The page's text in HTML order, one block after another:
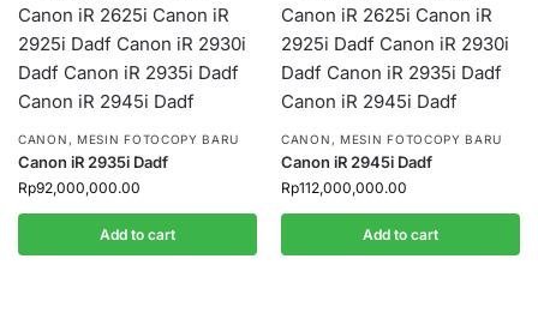
CANON , MESIN FOTOCOPY BARU
Canon iR 2935i Dadf
Rp92,000,000.00
Add to cart
CANON , MESIN FOTOCOPY BARU
Canon iR 2945i Dadf
Rp112,000,000.00
Add to cart